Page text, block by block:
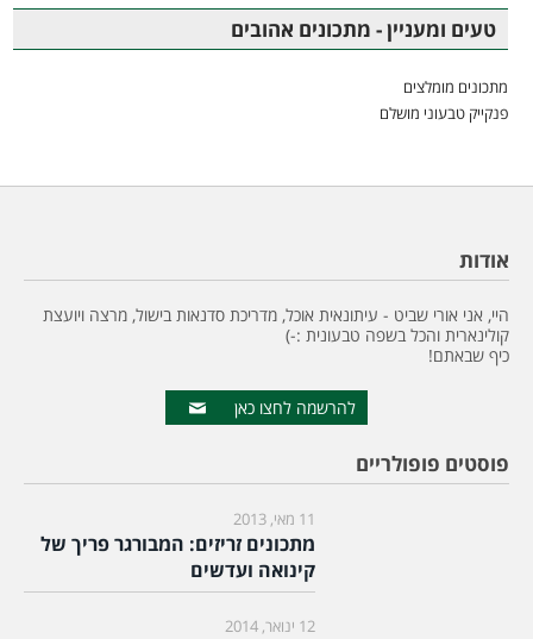
טעים ומעניין - מתכונים אהובים
מתכונים מומלצים
פנקייק טבעוני מושלם
אודות
היי, אני אורי שביט - עיתונאית אוכל, מדריכת סדנאות בישול, מרצה ויועצת
קולינארית והכל בשפה טבעונית :-)
כיף שבאתם!
להרשמה לחצו כאן
פוסטים פופולריים
11 מאי, 2013
מתכונים זריזים: המבורגר פריך של
קינואה ועדשים
12 ינואר, 2014